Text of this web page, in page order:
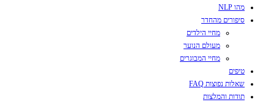
מהו NLP
סיפורים מהחדר
מחיי הילדים
מעולם הנוער
מחיי המבוגרים
טיפים
שאלות נפוצות FAQ
תודות והמלצות